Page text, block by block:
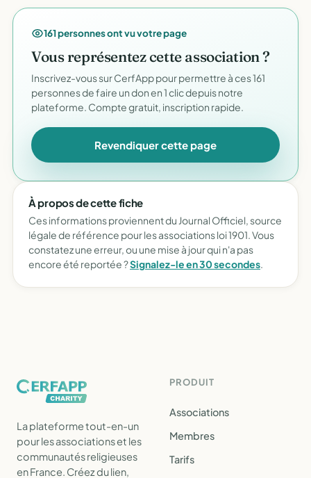
161 personnes ont vu votre page
Vous représentez cette association ?
Inscrivez-vous sur CerfApp pour permettre à ces 161
personnes de faire un don en 1 clic depuis notre
plateforme. Compte gratuit, inscription rapide.
Revendiquer cette page
À propos de cette fiche
Ces informations proviennent du Journal Officiel, source
légale de référence pour les associations loi 1901. Vous
constatez une erreur, ou une mise à jour qui n'a pas
encore été reportée ?Signalez-le en 30 secondes.
La plateforme tout-en-un
pour les associations et les
communautés religieuses
en France. Créez du lien,
PRODUIT
Associations
Membres
Tarifs